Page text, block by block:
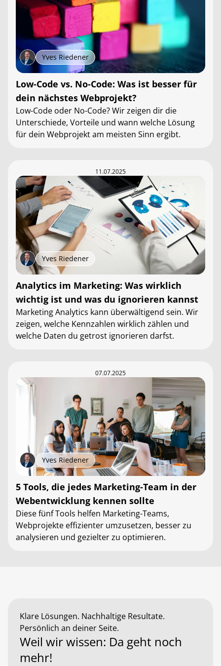
Yves Riedener
Low-Code vs. No-Code: Was ist besser für
dein nächstes Webprojekt?
Low-Code oder No-Code? Wir zeigen dir die
Unterschiede, Vorteile und wann welche Lösung
für dein Webprojekt am meisten Sinn ergibt.
11.07.2025
Yves Riedener
Analytics im Marketing: Was wirklich
wichtig ist und was du ignorieren kannst
Marketing Analytics kann überwältigend sein. Wir
zeigen, welche Kennzahlen wirklich zählen und
welche Daten du getrost ignorieren darfst.
07.07.2025
Yves Riedener
5 Tools, die jedes Marketing-Team in der
Webentwicklung kennen sollte
Diese fünf Tools helfen Marketing-Teams,
Webprojekte effizienter umzusetzen, besser zu
analysieren und gezielter zu optimieren.
Klare Lösungen. Nachhaltige Resultate.
Persönlich an deiner Seite.
Weil wir wissen: Da geht noch
mehr!